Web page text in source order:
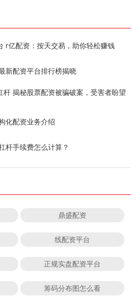
r亿配资：按天交易，助你轻松赚钱
新配资平台排行榜揭晓
杆 揭秘股票配资被骗破案，受害者盼望
化配资业务介绍
杆手续费怎么计算？
鼎盛配资
线配资平台
正规实盘配资平台
筹码分布图怎么看